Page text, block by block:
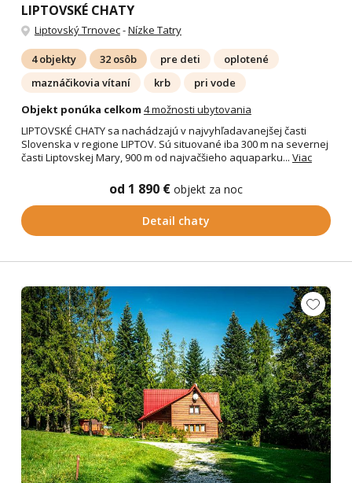
LIPTOVSKÉ CHATY
Liptovský Trnovec-Nízke Tatry
4 objekty 32 osôb pre deti
oplotené
maznáčikovia vítaní
krb
pri vode
Objekt ponúka celkom 4 možnosti ubytovania
LIPTOVSKÉ CHATY sa nachádzajú v najvyhľadavanejšej časti
Slovenska v regione LIPTOV. Sú situované iba 300 m na severnej
časti Liptovskej Mary, 900 m od najvačšieho aquaparku... Viac
od 1 890 € objekt za noc
Detail chaty